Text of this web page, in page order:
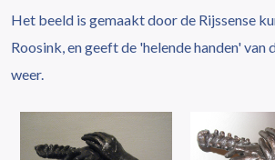
Het beeld is gemaakt door de Rijssense
Roosink, en geeft de 'helende handen'
weer.